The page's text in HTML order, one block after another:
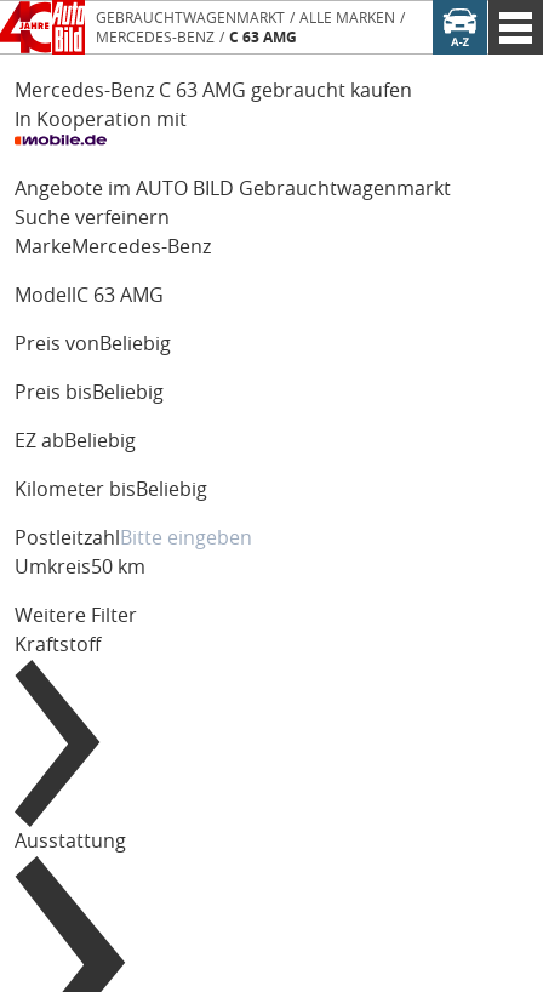
GEBRAUCHTWAGENMARKT
ALLE MARKEN
MERCEDES-BENZ
C 63 AMG
Mercedes-Benz C 63 AMG gebraucht kaufen
In Kooperation mit
Angebote im AUTO BILD Gebrauchtwagenmarkt
Suche verfeinern
MarkeMercedes-Benz
Modell C 63 AMG
Preis von Beliebig
Preis bis Beliebig
EZ ab Beliebig
Kilometer bis Beliebig
Postleitzahl
Umkreis50 km
Weitere Filter
Kraftstoff
Ausstattung